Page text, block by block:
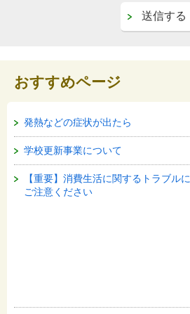
おすすめページ
発熱などの症状が出たら
学校更新事業について
【重要】消費生活に関するトラブルに
ご注意ください